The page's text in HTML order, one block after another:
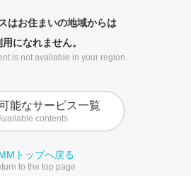
はお住まいの地域からは
用になれません。
is not available in your region.
能なサービス一覧
contents
トップへ戻る
to the top page